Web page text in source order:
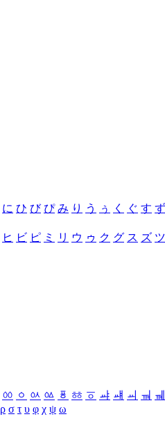
に ひ び ぴ み り う ぅ く ぐ す ず
ヒ ビ ピ ミ リ ウ ゥ ク グ ス ズ ツ
ㆀ ㆁ ㆂ ㆃ ㆄ ㆅ ㆆ ㆇ ㆈ ㆉ ㆊ ㆋ
ρ σ τ υ φ χ ψ ω